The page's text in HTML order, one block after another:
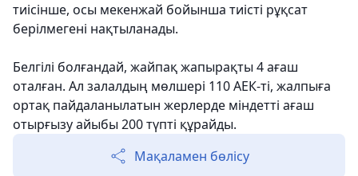
тиісінше, осы мекенжай бойынша тиісті рұқсат
берілмегені нақтыланады.
Белгілі болғандай, жайпақ жапырақты 4 ағаш
оталған. Ал залалдың мөлшері 110 АЕК-ті, жалпыға
ортақ пайдаланылатын жерлерде міндетті ағаш
отырғызу айыбы 200 түпті құрайды.
Мақаламен бөлісу